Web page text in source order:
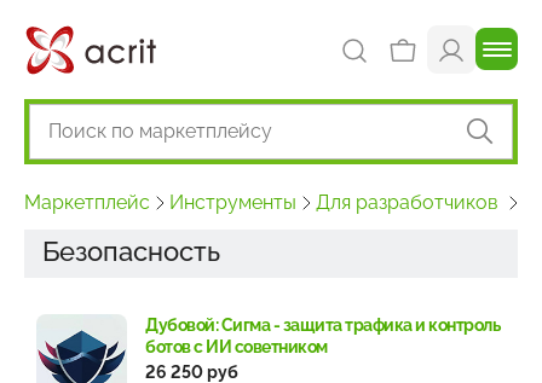
Маркетплейс Инструменты Для разработчиков
Безопасность
Дубовой: Сигма - защита трафика и контроль
ботов с ИИ советником
26 250 руб